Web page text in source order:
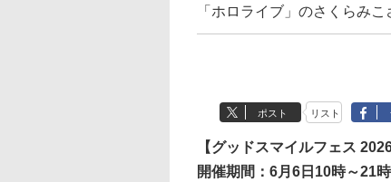
「ホロライブ」のさくらみ
ポスト リスト
【グッドスマイルフェス
開催期間：6月6日10時～21時